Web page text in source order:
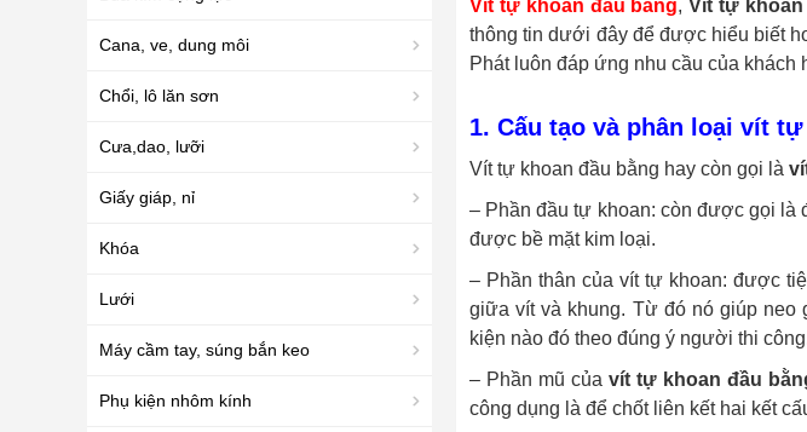
Vít tự khoan đầu bằng,Vít tự
thông tin dưới đây để được hiểu biết
Phát luôn đáp ứng nhu cầu của khách
1. Cấu tạo và phân loại vít
Vít tự khoan đầu bằng hay còn gọi là
– Phần đầu tự khoan: còn được gọi là
được bề mặt kim loại.
– Phần thân của vít tự khoan: được
giữa vít và khung. Từ đó nó giúp neo
kiện nào đó theo đúng ý người thi
– Phần mũ của vít tự khoan đầu
công dụng là để chốt liên kết hai kết
Cana, ve, dung môi
Chổi, lô lăn sơn
Cưa,dao, lưỡi
Giấy giáp, nỉ
Khóa
Lưới
Máy cầm tay, súng bắn keo
Phụ kiện nhôm kính